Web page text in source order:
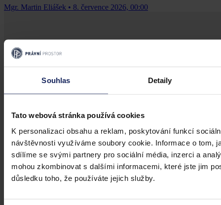
Souhlas Detaily
Tato webová stránka používá cookies
K personalizaci obsahu a reklam, poskytování funkcí
návštěvnosti využíváme soubory cookie. Informace o tom,
sdílíme se svými partnery pro sociální média, inzerci a
mohou zkombinovat s dalšími informacemi, které jste jim
důsledku toho, že používáte jejich služby.
Mgr. Martin Eliášek • 8. července 2026, 00:00